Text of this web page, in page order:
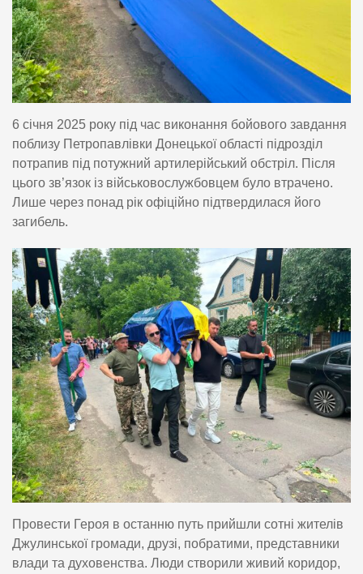
6 січня 2025 року під час виконання бойового завдання
поблизу Петропавлівки Донецької області підрозділ
потрапив під потужний артилерійський обстріл. Після
цього зв’язок із військовослужбовцем було втрачено.
Лише через понад рік офіційно підтвердилася його
загибель.
Провести Героя в останню путь прийшли сотні жителів
Джулинської громади, друзі, побратими, представники
влади та духовенства. Люди створили живий коридор,